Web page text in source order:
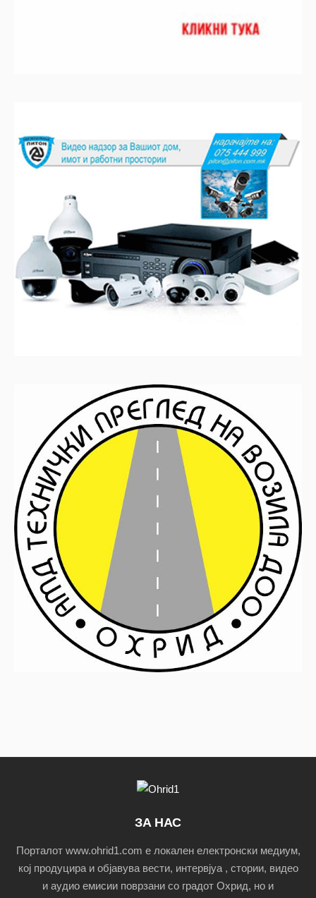
ЗА НАС
Порталот www.ohrid1.com е локален електронски медиум,
кој продуцира и објавува вести, интервјуа , стории, видео
и аудио емисии поврзани со градот Охрид, но и